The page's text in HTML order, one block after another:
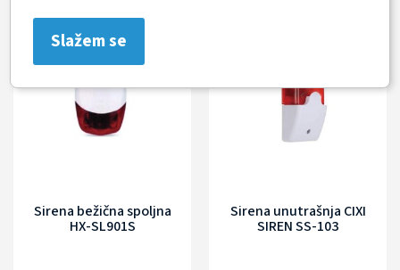
Sirena bežična spoljna
HX-SL901S
Sirena unutrašnja CIXI
SIREN SS-103
Slažem se